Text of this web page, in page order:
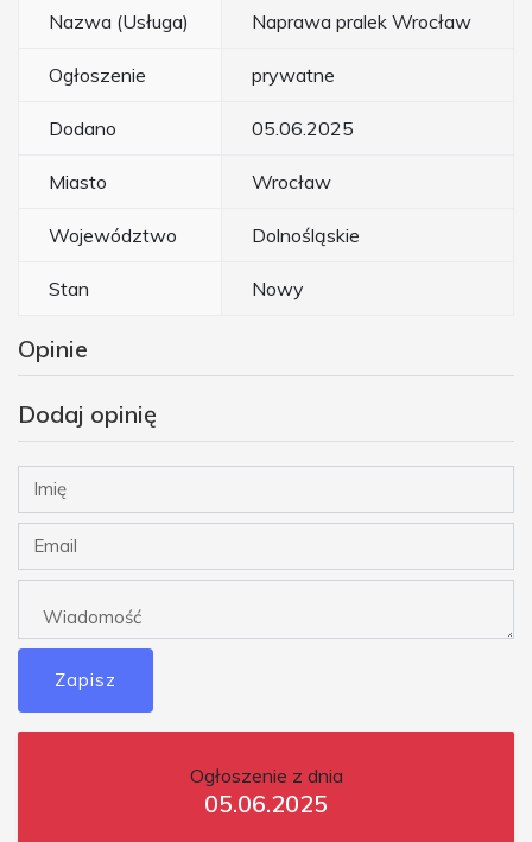
Nazwa (Usługa) Naprawa pralek Wrocław
Ogłoszenie prywatne
Dodano 05.06.2025
Miasto Wrocław
Województwo Dolnośląskie
Stan Nowy
Opinie
Dodaj opinię
Zapisz
Ogłoszenie z dnia
05.06.2025